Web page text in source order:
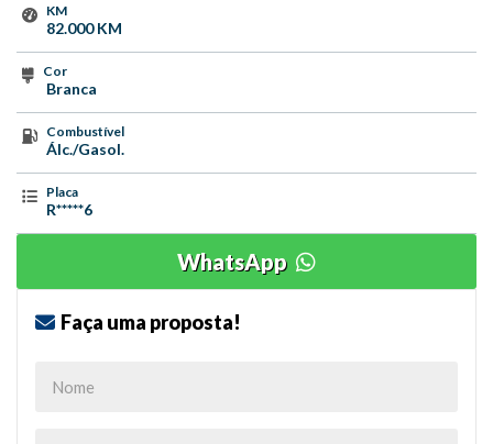
KM
82.000 KM
Cor
Branca
Combustível
Álc./Gasol.
Placa
R*****6
WhatsApp
Faça uma proposta!